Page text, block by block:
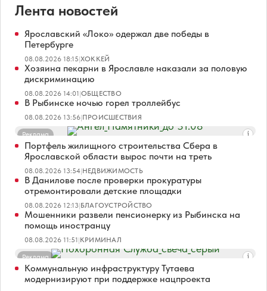
Лента новостей
Ярославский «Локо» одержал две победы в
Петербурге
08.08.2026 18:15|ХОККЕЙ
Хозяина пекарни в Ярославле наказали за половую
дискриминацию
08.08.2026 14:01|ОБЩЕСТВО
В Рыбинске ночью горел троллейбус
08.08.2026 13:56|ПРОИСШЕСТВИЯ
Реклама
Портфель жилищного строительства Сбера в
Ярославской области вырос почти на треть
08.08.2026 13:54|НЕДВИЖИМОСТЬ
В Данилове после проверки прокуратуры
отремонтировали детские площадки
08.08.2026 12:13|БЛАГОУСТРОЙСТВО
Мошенники развели пенсионерку из Рыбинска на
помощь иностранцу
08.08.2026 11:51|КРИМИНАЛ
Реклама
Коммунальную инфраструктуру Тутаева
модернизируют при поддержке нацпроекта